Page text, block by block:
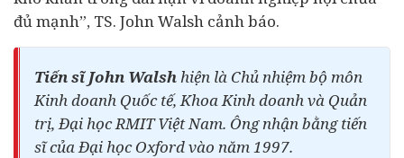
đủ mạnh”, TS. John Walsh cảnh báo.
Tiến sĩ John Walshhiện là Chủ nhiệm bộ môn
Kinh doanh Quốc tế, Khoa Kinh doanh và Quản
trị, Đại học RMIT Việt Nam. Ông nhận bằng tiến
sĩ của Đại học Oxford vào năm 1997.